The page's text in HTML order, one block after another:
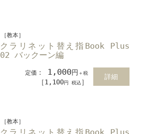
［教本］
クラリネット替え指Book Plus
02 バックーン編
定価 ： 1,000円 ＋税
［1,100円 税込 ］
詳細
［教本］
クラリネット替え指Book Plus